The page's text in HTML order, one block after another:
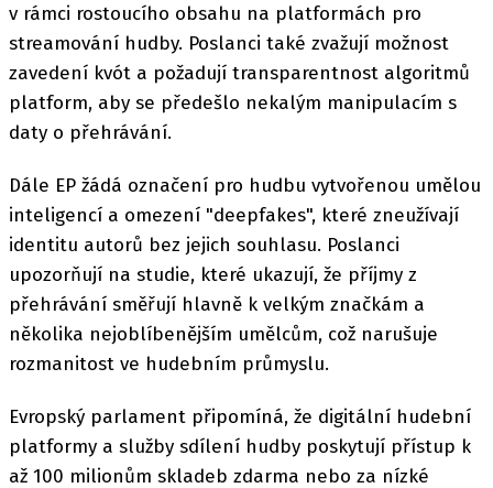
v rámci rostoucího obsahu na platformách pro
streamování hudby. Poslanci také zvažují možnost
zavedení kvót a požadují transparentnost algoritmů
platform, aby se předešlo nekalým manipulacím s
daty o přehrávání.
Dále EP žádá označení pro hudbu vytvořenou umělou
inteligencí a omezení "deepfakes", které zneužívají
identitu autorů bez jejich souhlasu. Poslanci
upozorňují na studie, které ukazují, že příjmy z
přehrávání směřují hlavně k velkým značkám a
několika nejoblíbenějším umělcům, což narušuje
rozmanitost ve hudebním průmyslu.
Evropský parlament připomíná, že digitální hudební
platformy a služby sdílení hudby poskytují přístup k
až 100 milionům skladeb zdarma nebo za nízké